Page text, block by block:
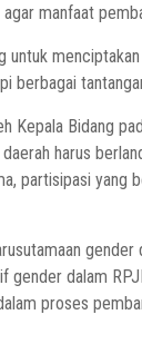
manfaat
berbagai
Kepala Bidang
harus
partisipasi yang
dalam
proses